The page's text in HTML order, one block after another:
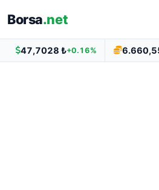
Borsa.net
47,7028 ₺+0.16%